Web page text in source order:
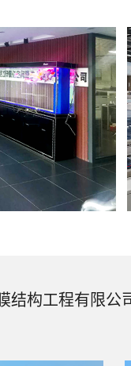
结构工程有限公